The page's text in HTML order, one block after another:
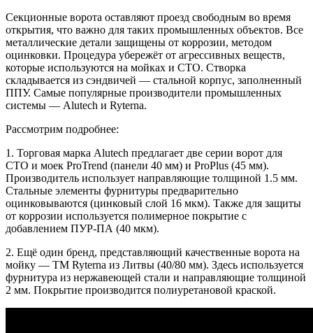
Секционные ворота оставляют проезд свободным во время
открытия, что важно для таких промышленных объектов. Все
металлические детали защищены от коррозии, методом
оцинковки. Процедура убережёт от агрессивных веществ,
которые используются на мойках и СТО. Створка
складывается из сэндвичей — стальной корпус, заполненный
ППУ. Самые популярные производители промышленных
системы — Alutech и Ryterna.
Рассмотрим подробнее:
1. Торговая марка Alutech предлагает две серии ворот для
СТО и моек ProTrend (панели 40 мм) и ProPlus (45 мм).
Производитель использует направляющие толщиной 1.5 мм.
Стальные элементы фурнитуры предварительно
оцинковываются (цинковый слой 16 мкм). Также для защиты
от коррозии используется полимерное покрытие с
добавлением ПУР-ПА (40 мкм).
2. Ещё один бренд, представляющий качественные ворота на
мойку — ТМ Ryterna из Литвы (40/80 мм). Здесь используется
фурнитура из нержавеющей стали и направляющие толщиной
2 мм. Покрытие производится полиуретановой краской.